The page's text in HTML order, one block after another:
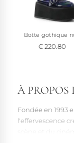
Botte gothique
€ 220.80
À PROPOS
Fondée en 1993
l'effervescence